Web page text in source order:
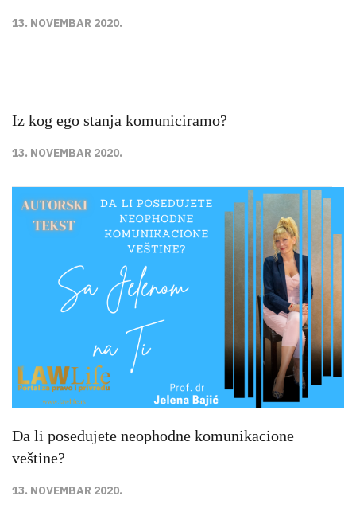
13. NOVEMBAR 2020.
Iz kog ego stanja komuniciramo?
13. NOVEMBAR 2020.
Da li posedujete neophodne komunikacione
veštine?
13. NOVEMBAR 2020.